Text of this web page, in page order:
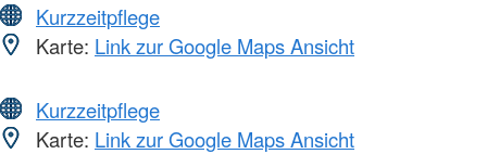
Kurzzeitpflege
Karte: Link zur Google Maps Ansicht
Kurzzeitpflege
Karte: Link zur Google Maps Ansicht